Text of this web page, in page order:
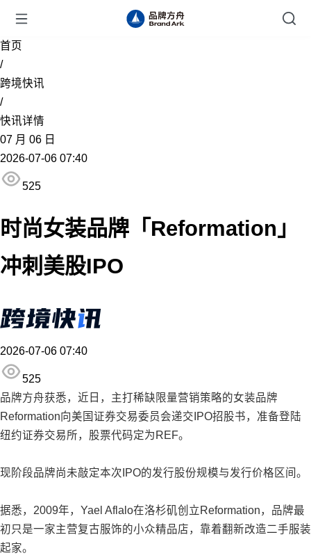
首页
/
跨境快讯
/
快讯详情
07 月 06 日
2026-07-06 07:40
525
时尚女装品牌「Reformation」
冲刺美股IPO
2026-07-06 07:40
525
品牌方舟获悉，近日，主打稀缺限量营销策略的女装品牌
Reformation向美国证券交易委员会递交IPO招股书，准备登陆
纽约证券交易所，股票代码定为REF。
现阶段品牌尚未敲定本次IPO的发行股份规模与发行价格区间。
据悉，2009年，Yael Aflalo在洛杉矶创立Reformation，品牌最
初只是一家主营复古服饰的小众精品店，靠着翻新改造二手服装
起家。